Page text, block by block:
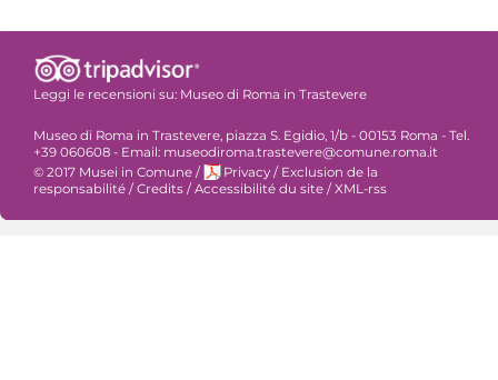
Leggi le recensioni su: Museo di Roma in Trastevere
Museo di Roma in Trastevere, piazza S. Egidio, 1/b - 00153 Roma - Tel.
+39 060608 - Email: museodiroma.trastevere@comune.roma.it
© 2017 Musei in Comune / Privacy / Exclusion de la
responsabilité / Credits / Accessibilité du site / XML-rss